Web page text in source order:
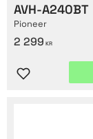
AVH-A240BT
Pioneer
2 299 KR
Lägg till i